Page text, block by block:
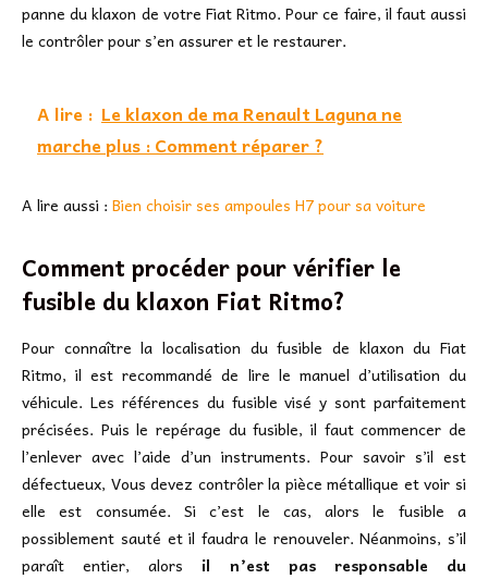
panne du klaxon de votre Fiat Ritmo. Pour ce faire, il faut aussi
le contrôler pour s’en assurer et le restaurer.
A lire : Le klaxon de ma Renault Laguna ne
marche plus : Comment réparer ?
A lire aussi : Bien choisir ses ampoules H7 pour sa voiture
Comment procéder pour vérifier le
fusible du klaxon Fiat Ritmo?
Pour connaître la localisation du fusible de klaxon du Fiat
Ritmo, il est recommandé de lire le manuel d’utilisation du
véhicule. Les références du fusible visé y sont parfaitement
précisées. Puis le repérage du fusible, il faut commencer de
l’enlever avec l’aide d’un instruments. Pour savoir s’il est
défectueux, Vous devez contrôler la pièce métallique et voir si
elle est consumée. Si c’est le cas, alors le fusible a
possiblement sauté et il faudra le renouveler. Néanmoins, s’il
paraît entier, alors il n’est pas responsable du